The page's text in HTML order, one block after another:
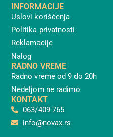
INFORMACIJE
Uslovi korišćenja
Politika privatnosti
Reklamacije
Nalog
RADNO VREME
Radno vreme od 9 do 20h
Nedeljom ne radimo
KONTAKT
063/409-765
info@novax.rs